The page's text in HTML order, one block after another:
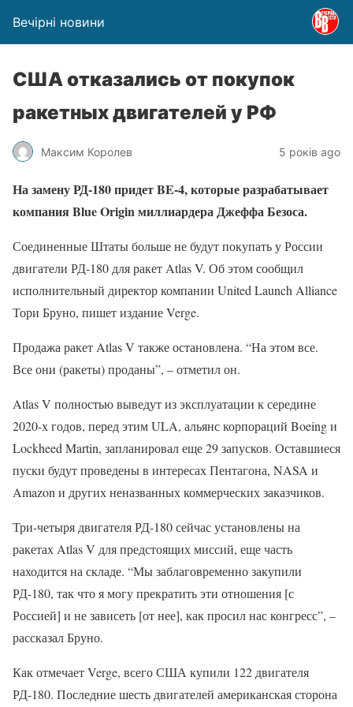
Вечірні новини
США отказались от покупок
ракетных двигателей у РФ
Максим Королев 5 років ago
На замену РД-180 придет BE-4, которые разрабатывает
компания Blue Origin миллиардера Джеффа Безоса.
Соединенные Штаты больше не будут покупать у России
двигатели РД-180 для ракет Atlas V. Об этом сообщил
исполнительный директор компании United Launch Alliance
Тори Бруно, пишет издание Verge.
Продажа ракет Atlas V также остановлена. “На этом все.
Все они (ракеты) проданы”, – отметил он.
Atlas V полностью выведут из эксплуатации к середине
2020-х годов, перед этим ULA, альянс корпораций Boeing и
Lockheed Martin, запланировал еще 29 запусков. Оставшиеся
пуски будут проведены в интересах Пентагона, NASA и
Amazon и других неназванных коммерческих заказчиков.
Три-четыря двигателя РД-180 сейчас установлены на
ракетах Atlas V для предстоящих миссий, еще часть
находится на складе. “Мы заблаговременно закупили
РД-180, так что я могу прекратить эти отношения [с
Россией] и не зависеть [от нее], как просил нас конгресс”, –
рассказал Бруно.
Как отмечает Verge, всего США купили 122 двигателя
РД-180. Последние шесть двигателей американская сторона